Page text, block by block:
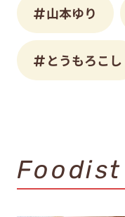
山本ゆり
とうもろこし
Foodist